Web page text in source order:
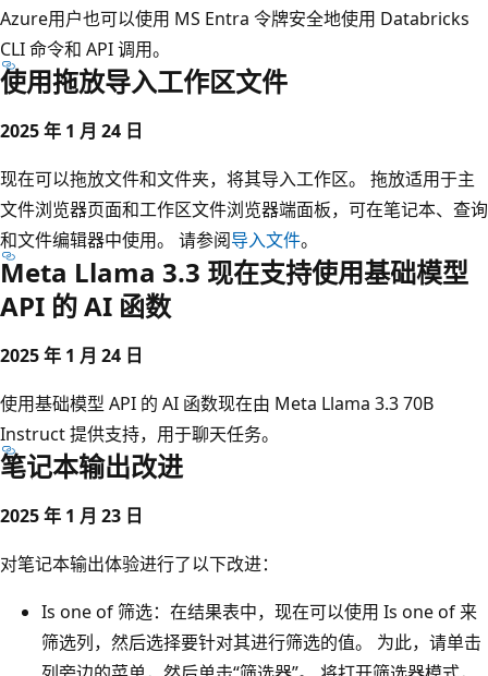
Azure用户也可以使用 MS Entra 令牌安全地使用 Databricks
CLI 命令和 API 调用。
使用拖放导入工作区文件
2025 年 1 月 24 日
现在可以拖放文件和文件夹，将其导入工作区。 拖放适用于主
文件浏览器页面和工作区文件浏览器端面板，可在笔记本、查询
和文件编辑器中使用。 请参阅导入文件。
Meta Llama 3.3 现在支持使用基础模型
API 的 AI 函数
2025 年 1 月 24 日
使用基础模型 API 的 AI 函数现在由 Meta Llama 3.3 70B
Instruct 提供支持，用于聊天任务。
笔记本输出改进
2025 年 1 月 23 日
对笔记本输出体验进行了以下改进：
Is one of 筛选： 在结果表中，现在可以使用 Is one of 来
筛选列，然后选择要针对其进行筛选的值。 为此，请单击